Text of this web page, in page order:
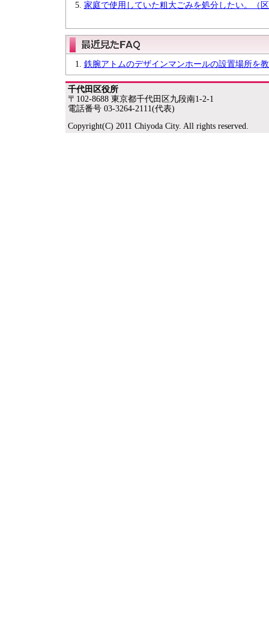
家庭で使用していた粗大ごみを処分したい。（
鉄腕アトムのデザインマンホールの設置場所を
千代田区役所
〒102-8688 東京都千代田区九段南1-2-1
電話番号 03-3264-2111(代表)
Copyright(C) 2011 Chiyoda City. All rights reserved.